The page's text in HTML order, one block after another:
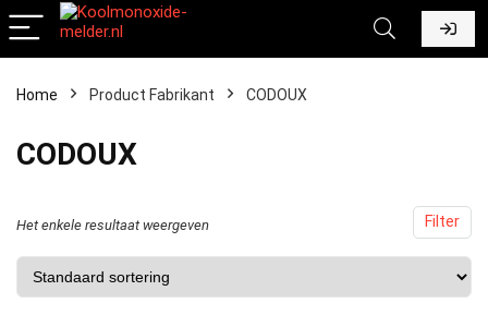
Home Product Fabrikant ‎CODOUX
‎CODOUX
Filter
Het enkele resultaat weergeven